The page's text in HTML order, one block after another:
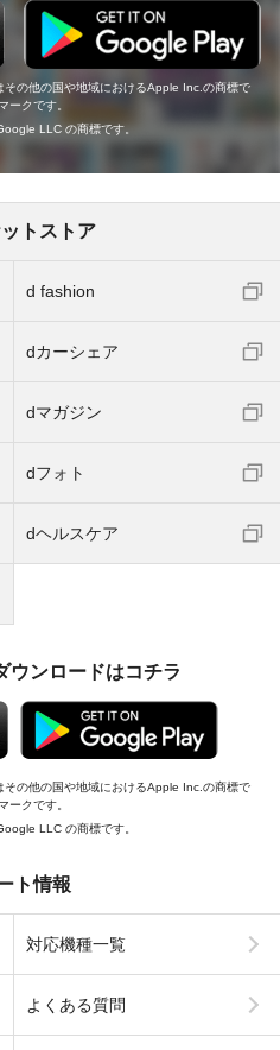
の他の国や地域におけるApple Inc.の商標で
ークです。
LLC の商標です。
トストア
d fashion
dカーシェア
dマガジン
dフォト
dヘルスケア
ウンロードはコチラ
の他の国や地域におけるApple Inc.の商標で
ークです。
LLC の商標です。
ト情報
対応機種一覧
よくある質問